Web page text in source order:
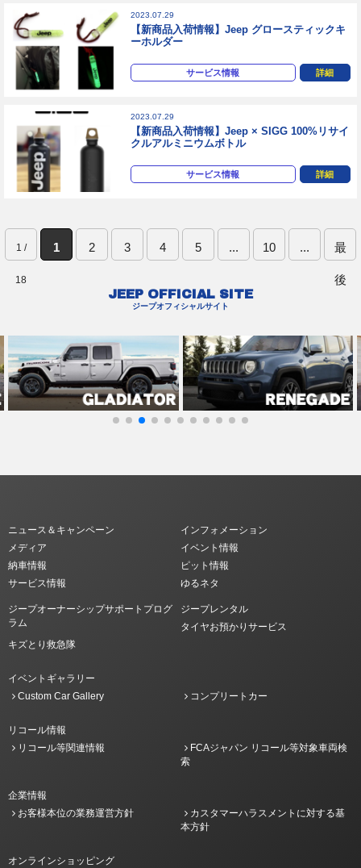
2023.07.29
【新商品入荷情報】Jeep グロースティックキ
ーホルダー
サービス情報 詳細
2023.07.29
【新商品入荷情報】Jeep × SIGG 100%リサイ
クルアルミニウムボトル
サービス情報 詳細
1 /
18
1 2 3 4 5 ... 10 ... 最
後
JEEP OFFICIAL SITE
ジープオフィシャルサイト
ニュース＆キャンペーン
インフォメーション
メディア
イベント情報
納車情報
ピット情報
サービス情報
ゆるネタ
ジープオーナーシップサポートプログ
ラム
ジープレンタル
タイヤお預かりサービス
キズとり救急隊
イベントギャラリー
Custom Car Gallery
コンプリートカー
リコール情報
リコール等関連情報
FCAジャパン リコール等対象車両検
索
企業情報
お客様本位の業務運営方針
カスタマーハラスメントに対する基
本方針
オンラインショッピング